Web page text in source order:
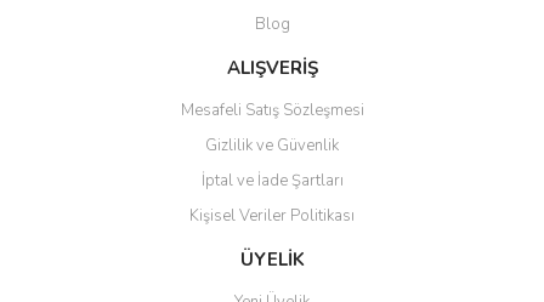
Blog
ALIŞVERİŞ
Mesafeli Satış Sözleşmesi
Gizlilik ve Güvenlik
İptal ve İade Şartları
Kişisel Veriler Politikası
ÜYELİK